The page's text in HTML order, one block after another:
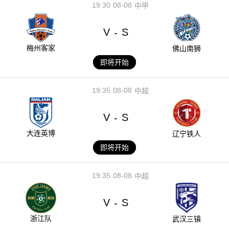
08-08
19:30 中甲
梅州客家
V - S
佛山南狮
即将开始
08-08
19:35 中超
大连英博
V - S
辽宁铁人
即将开始
08-08
19:35 中超
浙江队
V - S
武汉三镇